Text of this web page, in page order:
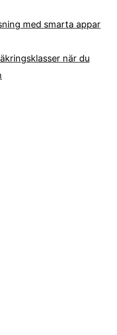
med smarta appar
när du